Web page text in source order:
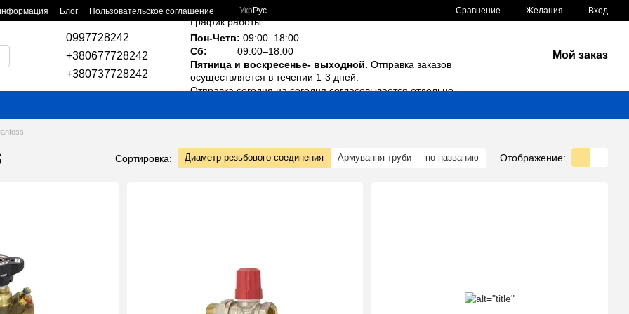
Блог Пользовательское соглашение Укр Рус Сравнение Желания Вход
0997728242
+380677728242
+380737728242
График работы:
Пон-Четв: 09:00–18:00
Сб:
09:00–18:00
Пятница и воскресенье- выходной. Отправка заказов
осуществляется в течении 1-3 дней.
Отправка сегодня на сегодня согласовывается отдельно.
Мой заказ
Сортировка: Диаметр резьбового соединения Армування труби по названию Отображение: